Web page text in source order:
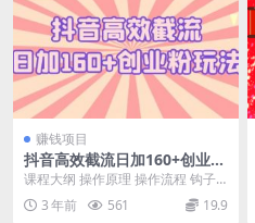
赚钱项目
抖音高效截流日加160+创业粉
玩法：详细操作实战演示！
课程大纲 操作原理 操作流程 钩子
怎么留 资源下载地址
3 年前 561 19.9